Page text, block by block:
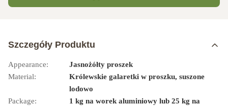
Szczegóły Produktu
Appearance:
Jasnożółty proszek
Material:
Królewskie galaretki w proszku, suszone
lodowo
Package:
1 kg na worek aluminiowy lub 25 kg na